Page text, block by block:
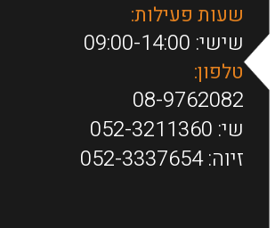
שעות פעילות:
שישי: 09:00-14:00
טלפון:
08-9762082
שי: 052-3211360
זיוה:052-3337654